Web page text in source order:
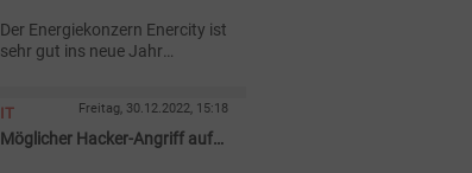
Rekorde
Der Energiekonzern Enercity ist
sehr gut ins neue Jahr
absetzten und handelten,
weisen die wesentlichen
IT Freitag, 30.12.2022, 15:18
Möglicher Hacker-Angriff auf